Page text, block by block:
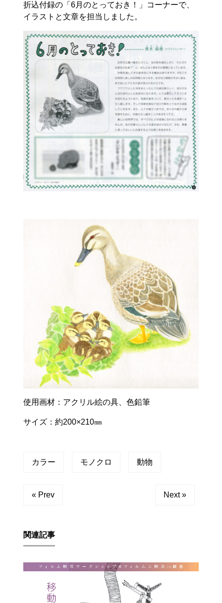
折込付録の「6月のとっておき！」コーナーで、
イラストと文章を担当しました。
使用画材：アクリル絵の具、色鉛筆
サイズ：約200×210㎜
カラー モノクロ 動物
« Prev Next »
関連記事